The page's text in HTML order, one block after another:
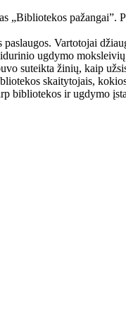
„Bibliotekos pažangai”.
paslaugos. Vartotojai
ugdymo
suteikta žinių, kaip
skaitytojais,
bibliotekos ir ugdymo